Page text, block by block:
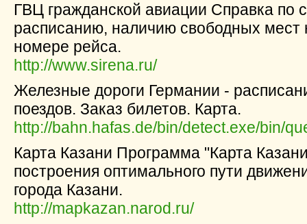
ГВЦ гражданской авиации Справка по
расписанию, наличию свободных
номере рейса.
http://www.sirena.ru/
Железные дороги Германии -
поездов. Заказ билетов. Карта.
http://bahn.hafas.de/bin/detect.exe/bin/
Карта Казани Программа "Карта
построения оптимального пути
города Казани.
http://mapkazan.narod.ru/